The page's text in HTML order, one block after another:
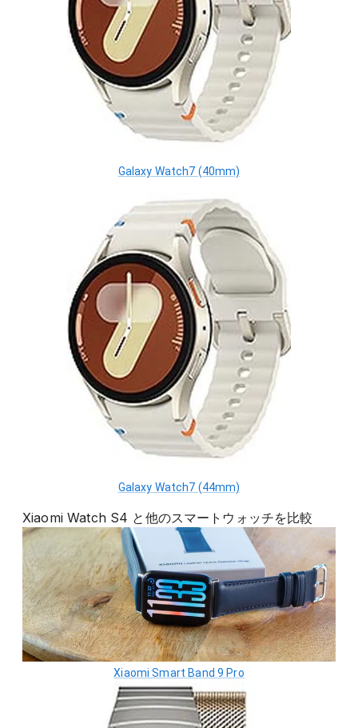
Galaxy Watch7 (40mm)
Galaxy Watch7 (44mm)
Xiaomi Watch S4 と他のスマートウォッチを比較
Xiaomi Smart Band 9 Pro